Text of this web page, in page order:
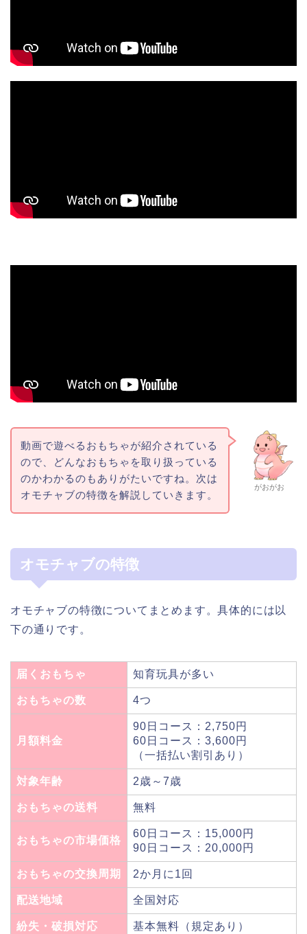
がおがお
動画で遊べるおもちゃが紹介されている
ので、どんなおもちゃを取り扱っている
のかわかるのもありがたいですね。次は
オモチャブの特徴を解説していきます。
オモチャブの特徴
オモチャブの特徴についてまとめます。具体的には以
下の通りです。
届くおもちゃ 知育玩具が多い
おもちゃの数 4つ
月額料金
90日コース：2,750円
60日コース：3,600円
（一括払い割引あり）
対象年齢 2歳～7歳
おもちゃの送料 無料
おもちゃの市場価格
60日コース：15,000円
90日コース：20,000円
おもちゃの交換周期 2か月に1回
配送地域 全国対応
紛失・破損対応 基本無料（規定あり）